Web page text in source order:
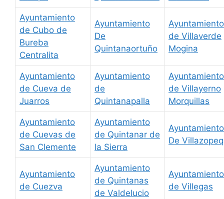
Ayuntamiento
de Cubo de
Bureba
Centralita
Ayuntamiento
De
Quintanaortuño
Ayuntamiento
de Villaverde
Mogina
Ayuntamiento
de Cueva de
Juarros
Ayuntamiento
de
Quintanapalla
Ayuntamiento
de Villayerno
Morquillas
Ayuntamiento
de Cuevas de
San Clemente
Ayuntamiento
de Quintanar de
la Sierra
Ayuntamiento
De
Ayuntamiento
de Cuezva
Ayuntamiento
de Quintanas
de Valdelucio
Ayuntamiento
de Villegas